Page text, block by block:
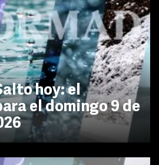
hoy: el
el domingo 9 de